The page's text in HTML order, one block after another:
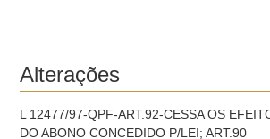
Alterações
L 12477/97-QPF-ART.92-CESSA OS
DO ABONO CONCEDIDO P/LEI; ART.90